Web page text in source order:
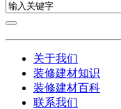
关于我们
装修建材知识
装修建材百科
联系我们